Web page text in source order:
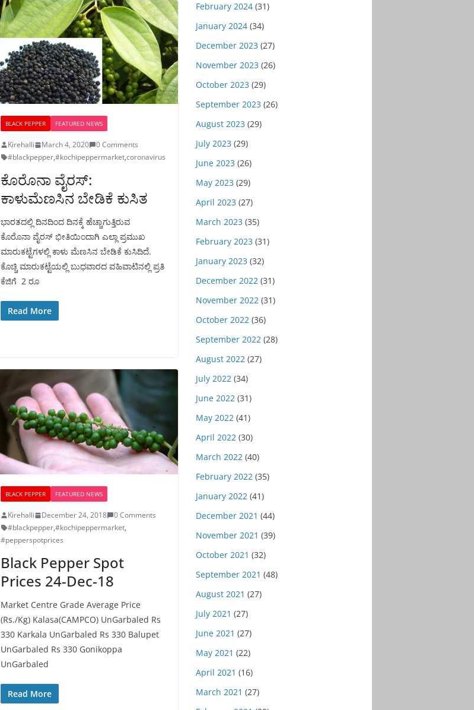
BLACK PEPPER FEATURED NEWS
Kirehalli March 4, 2020
0 Comments
#blackpepper,#kochipeppermarket,coronavirus
ಕೊರೊನಾ ವೈರಸ್:
ಕಾಳುಮೆಣಸಿನ ಬೇಡಿಕೆ ಕುಸಿತ
ಭಾರತದಲ್ಲಿ ದಿನದಿಂದ ದಿನಕ್ಕೆ ಹೆಚ್ಚಾಗುತ್ತಿರುವ
ಕೊರೊನಾ ವೈರಸ್ ಭೀತಿಯಿಂದಾಗಿ ಎಲ್ಲಾ ಪ್ರಮುಖ
ಮಾರುಕಟ್ಟೆಗಳಲ್ಲಿ ಕಾಳು ಮೆಣಸಿನ ಬೇಡಿಕೆ ಕುಸಿದಿದೆ.
ಕೊಚ್ಚಿ ಮಾರುಕಟ್ಟೆಯಲ್ಲಿ ಬುಧವಾರದ ವಹಿವಾಟಿನಲ್ಲಿ ಪ್ರತಿ
ಕೆಜಿಗೆ 2 ರೂ
Read More
BLACK PEPPER FEATURED NEWS
Kirehalli December 24, 2018
0 Comments
#blackpepper,#kochipeppermarket,
#pepperspotprices
Black Pepper Spot
Prices 24-Dec-18
Market Centre Grade Average Price
(Rs./Kg) Kalasa(CAMPCO) UnGarbaled Rs
330 Karkala UnGarbaled Rs 330 Balupet
UnGarbaled Rs 330 Gonikoppa
UnGarbaled
Read More
February 2024(31)
January 2024(34)
December 2023 (27)
November 2023 (26)
October 2023 (29)
September 2023 (26)
August 2023 (29)
July 2023 (29)
June 2023 (26)
May 2023 (29)
April 2023 (27)
March 2023 (35)
February 2023 (31)
January 2023 (32)
December 2022(31)
November 2022(31)
October 2022(36)
September 2022(28)
August 2022(27)
July 2022(34)
June 2022(31)
May 2022(41)
April 2022(30)
March 2022(40)
February 2022(35)
January 2022(41)
December 2021 (44)
November 2021 (39)
October 2021 (32)
September 2021 (48)
August 2021 (27)
July 2021 (27)
June 2021 (27)
May 2021 (22)
April 2021 (16)
March 2021 (27)